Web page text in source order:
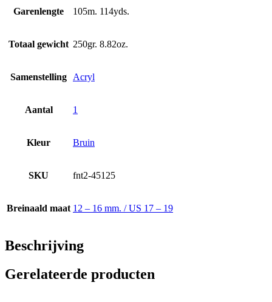
Garenlengte 105m. 114yds.
Totaal gewicht 250gr. 8.82oz.
Samenstelling Acryl
Aantal 1
Kleur Bruin
SKU fnt2-45125
Breinaald maat 12 – 16 mm. / US 17 – 19
Beschrijving
Gerelateerde producten